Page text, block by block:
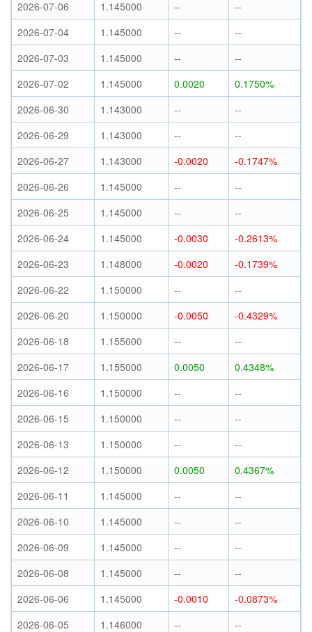
2026-07-06 1.145000 --
--
2026-07-04
1.145000 --
--
2026-07-03
1.145000 --
--
2026-07-02
1.145000 0.0020
0.1750%
2026-06-30
1.143000 --
--
2026-06-29
1.143000 --
--
2026-06-27
1.143000 -0.0020
-0.1747%
2026-06-26
1.145000 --
--
2026-06-25
1.145000 --
--
2026-06-24
1.145000 -0.0030
-0.2613%
2026-06-23
1.148000 -0.0020
-0.1739%
2026-06-22
1.150000 --
--
2026-06-20
1.150000 -0.0050
-0.4329%
2026-06-18
1.155000 --
--
2026-06-17
1.155000 0.0050
0.4348%
2026-06-16
1.150000 --
--
2026-06-15
1.150000 --
--
2026-06-13
1.150000 --
--
2026-06-12
1.150000 0.0050
0.4367%
2026-06-11
1.145000 --
--
2026-06-10
1.145000 --
--
2026-06-09
1.145000 --
--
2026-06-08
1.145000 --
--
2026-06-06
1.145000 -0.0010
-0.0873%
2026-06-05
1.146000 --
--